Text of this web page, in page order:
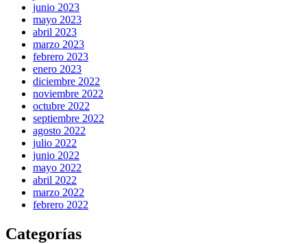
junio 2023
mayo 2023
abril 2023
marzo 2023
febrero 2023
enero 2023
diciembre 2022
noviembre 2022
octubre 2022
septiembre 2022
agosto 2022
julio 2022
junio 2022
mayo 2022
abril 2022
marzo 2022
febrero 2022
Categorías